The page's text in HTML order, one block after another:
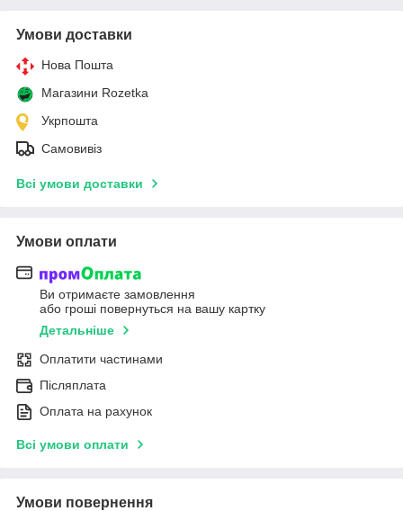
Умови доставки
Нова Пошта
Магазини Rozetka
Укрпошта
Самовивіз
Всі умови доставки
Умови оплати
Ви отримаєте замовлення
або гроші повернуться на вашу картку
Детальніше
Оплатити частинами
Післяплата
Оплата на рахунок
Всі умови оплати
Умови повернення